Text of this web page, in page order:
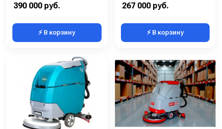
390 000 руб.
⚡ В корзину
267 000 руб.
⚡ В корзину